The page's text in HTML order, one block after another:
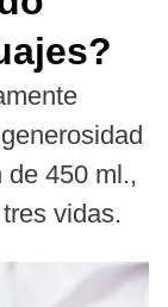
de 450 ml.,
vidas.